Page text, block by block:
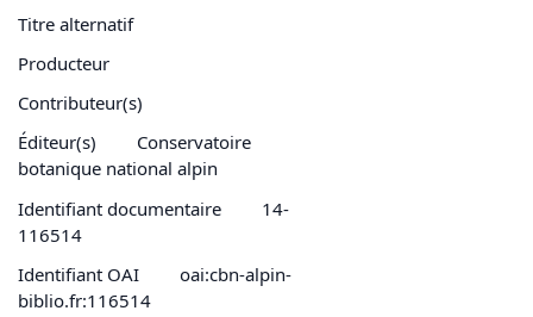
Titre alternatif
Producteur
Contributeur(s)
Éditeur(s)
Conservatoire
botanique national alpin
Identifiant documentaire
14-
116514
Identifiant OAI
oai:cbn-alpin-
biblio.fr:116514